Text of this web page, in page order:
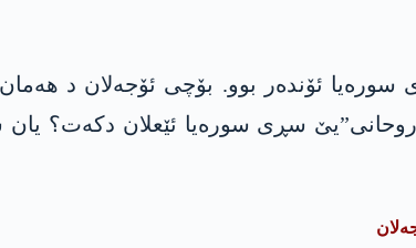
سورەیا ئۆندەر بوو. بۆچی ئۆجەلان د
سڕی سورەیا ئێعلان دکەت؟ یان